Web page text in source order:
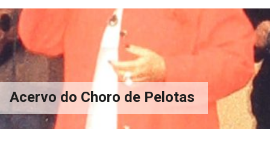
Acervo do Choro de Pelotas